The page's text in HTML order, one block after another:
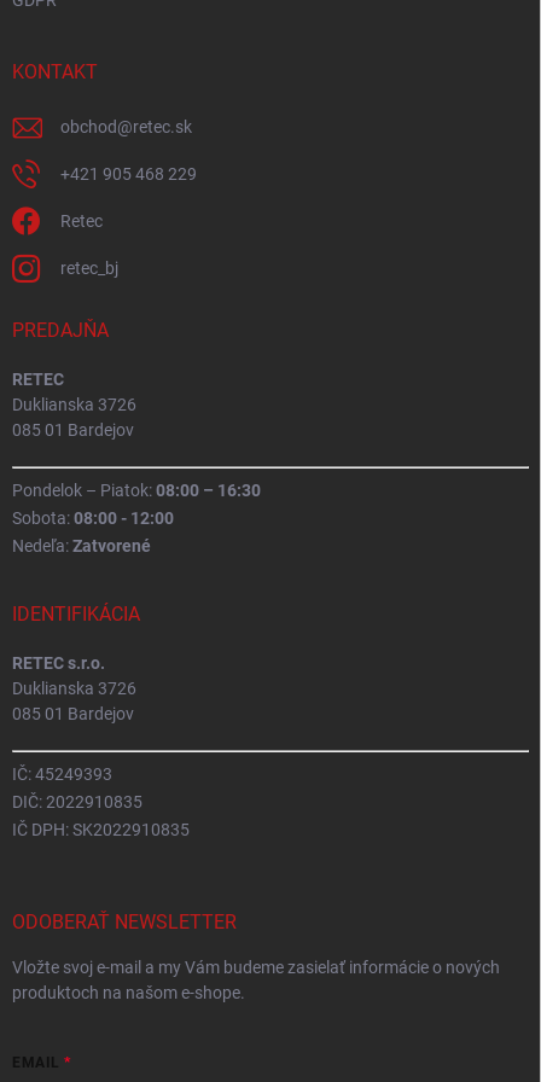
KONTAKT
obchod@retec.sk
+421 905 468 229
Retec
retec_bj
PREDAJŇA
RETEC
Duklianska 3726
085 01 Bardejov
Pondelok – Piatok:08:00 – 16:30
Sobota:08:00 - 12:00
Nedeľa:Zatvorené
IDENTIFIKÁCIA
RETEC s.r.o.
Duklianska 3726
085 01 Bardejov
IČ: 45249393
DIČ: 2022910835
IČ DPH: SK2022910835
ODOBERAŤ NEWSLETTER
Vložte svoj e-mail a my Vám budeme zasielať informácie o nových
produktoch na našom e-shope.
EMAIL